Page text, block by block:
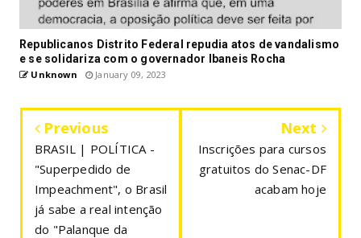
Republicanos Distrito Federal repudia atos de vandalismo
e se solidariza com o governador Ibaneis Rocha
Unknown January 09, 2023
Previous
BRASIL | POLÍTICA -
"Superpedido de
Impeachment", o Brasil
já sabe a real intenção
do "Palanque da
Next
Inscrições para cursos
gratuitos do Senac-DF
acabam hoje